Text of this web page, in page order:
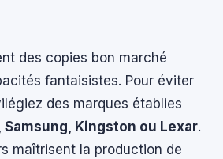
des copies bon marché
fantaisistes. Pour éviter
des marques établies
Samsung, Kingston ou Lexar.
maîtrisent la production de